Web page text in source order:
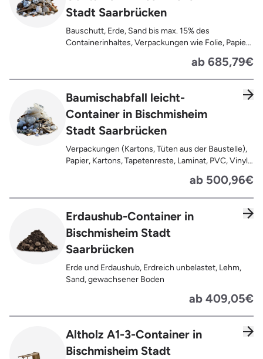
Stadt Saarbrücken
Bauschutt, Erde, Sand bis max. 15% des
Containerinhaltes, Verpackungen wie Folie, Papier,
Kunststoffe, Gummi, Styropor, Holz (z.B.
Teppiche, Gardinen, Gipswände/
Trockenbauwände, Metalle, Bleche, Rohre, Kabel,
Türen für den Innenbereich, Restentleerte
Gebinde wie Dosen, Fässer, Eimer,
Sauerkrautplatten
ab 685,79€
Baumischabfall leicht-
Container in Bischmisheim
Stadt Saarbrücken
Verpackungen (Kartons, Tüten aus der Baustelle),
Papier, Kartons, Tapetenreste, Laminat, PVC, Vinyl,
Kunststoffe, Folien, Gummi, Styropor, Holz (z.B.
Spanplatten, Bauholz, Paletten), Textilien wie
Teppiche, Gardinen, Gipswände/
Türen für den Innenbereich, Restentleerte
Gebinde wie Dosen, Fässer, Eimer,
Sauerkrautplatten, Bauschutt bis max. 5% des
gesamten Containerinhalts
ab 500,96€
Erdaushub-Container in
Bischmisheim Stadt
Saarbrücken
Erde und Erdaushub, Erdreich unbelastet, Lehm,
Sand, gewachsener Boden
ab 409,05€
Altholz A1-3-Container in
Bischmisheim Stadt